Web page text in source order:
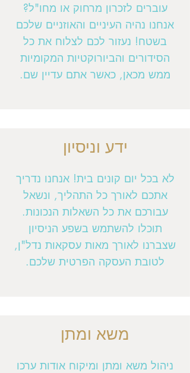
עוברים לזכרון מרחוק או מחו"ל?
אנחנו נהיה העיניים והאוזניים שלכם
בשטח! נעזור לכם לצלוח את כל
הסידורים והביורוקטיות המקומיות
ממש מכאן, כאשר אתם עדיין שם.
ידע וניסיון
לא בכל יום קונים בית! אנחנו נדריך
אתכם לאורך כל התהליך, ונשאל
עבורכם את כל השאלות הנכונות.
תוכלו להשתמש בשפע הניסיון
שצברנו לאורך מאות עסקאות נדל"ן,
לטובת העסקה הפרטית שלכם.
משא ומתן
ניהול משא ומתן ומיקוח אודות ערכו